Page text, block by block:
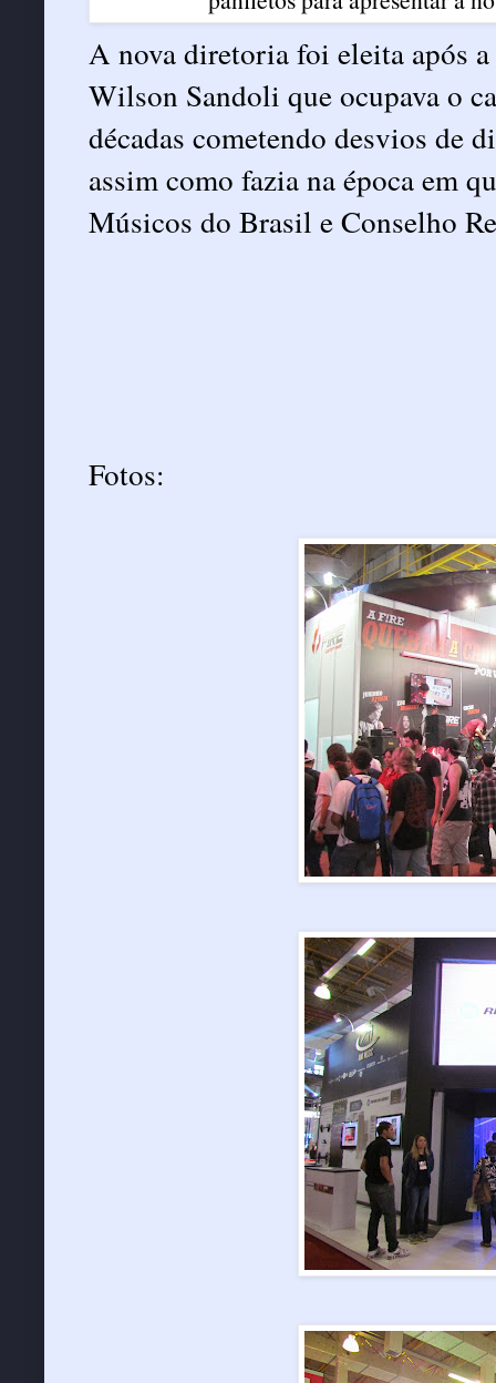
A nova diretoria foi eleita após
Wilson Sandoli que ocupava o
décadas cometendo desvios de
assim como fazia na época em
Músicos do Brasil e Conselho
Fotos: